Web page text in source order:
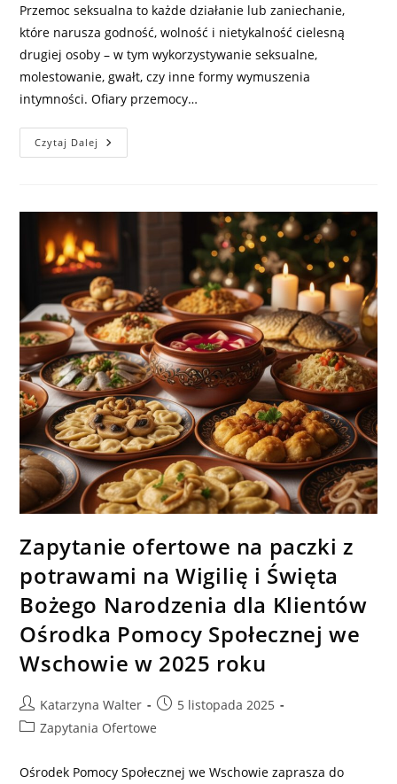
Przemoc seksualna to każde działanie lub zaniechanie,
które narusza godność, wolność i nietykalność cielesną
drugiej osoby – w tym wykorzystywanie seksualne,
molestowanie, gwałt, czy inne formy wymuszenia
intymności. Ofiary przemocy…
Czytaj Dalej Pomoc
I
Seksualnej
Wschowa
Zapytanie ofertowe na paczki z
potrawami na Wigilię i Święta
Bożego Narodzenia dla Klientów
Ośrodka Pomocy Społecznej we
Wschowie w 2025 roku
Post
author:
Katarzyna Walter
Post5 listopada 2025
PostZapytania Ofertowe
Ośrodek Pomocy Społecznej we Wschowie zaprasza do